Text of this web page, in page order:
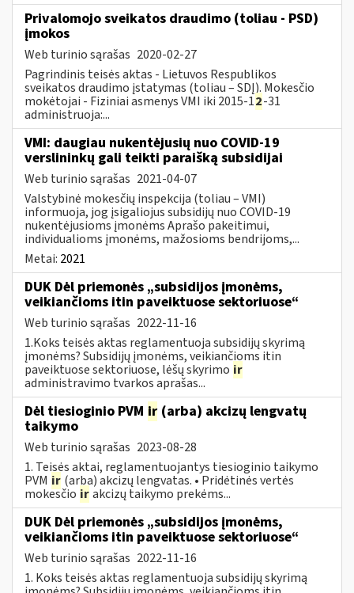
Privalomojo sveikatos draudimo (toliau - PSD)
įmokos
Web turinio sąrašas 2020-02-27
Pagrindinis teisės aktas - Lietuvos Respublikos
sveikatos draudimo įstatymas (toliau – SDĮ). Mokesčio
mokėtojai - Fiziniai asmenys VMI iki 2015-12-31
administruoja:...
VMI: daugiau nukentėjusių nuo COVID-19
verslininkų gali teikti paraišką subsidijai
Web turinio sąrašas 2021-04-07
Valstybinė mokesčių inspekcija (toliau – VMI)
informuoja, jog įsigaliojus subsidijų nuo COVID-19
nukentėjusioms įmonėms Aprašo pakeitimui,
individualioms įmonėms, mažosioms bendrijoms,...
Metai: 2021
DUK Dėl priemonės „subsidijos įmonėms,
veikiančioms itin paveiktuose sektoriuose“
Web turinio sąrašas 2022-11-16
1.Koks teisės aktas reglamentuoja subsidijų skyrimą
įmonėms? Subsidijų įmonėms, veikiančioms itin
paveiktuose sektoriuose, lėšų skyrimo ir
administravimo tvarkos aprašas...
Dėl tiesioginio PVM ir (arba) akcizų lengvatų
taikymo
Web turinio sąrašas 2023-08-28
1. Teisės aktai, reglamentuojantys tiesioginio taikymo
PVM ir (arba) akcizų lengvatas. • Pridėtinės vertės
mokesčio irakcizų taikymo prekėms...
DUK Dėl priemonės „subsidijos įmonėms,
veikiančioms itin paveiktuose sektoriuose“
Web turinio sąrašas 2022-11-16
1. Koks teisės aktas reglamentuoja subsidijų skyrimą